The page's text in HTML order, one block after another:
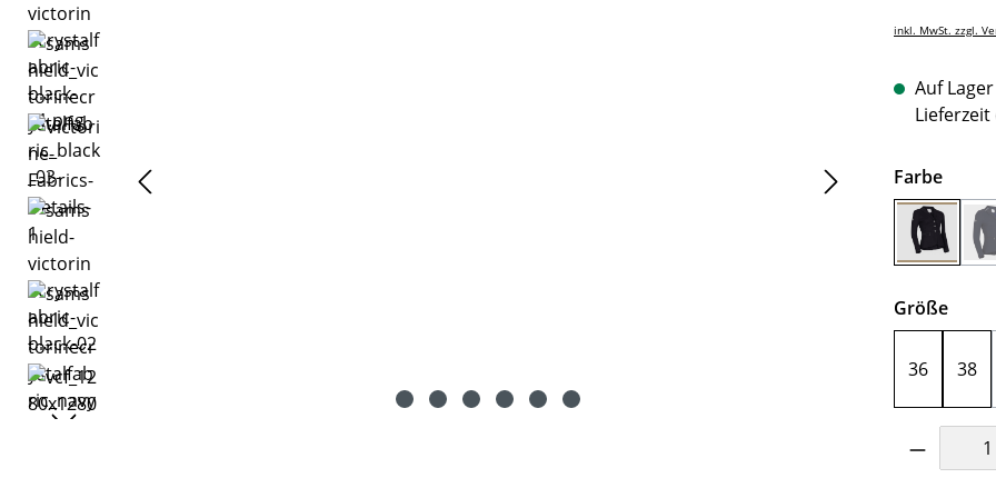
inkl. MwSt. zzgl.
Auf
Lieferzeit
Farbe
Schwarz
Größe
36 38